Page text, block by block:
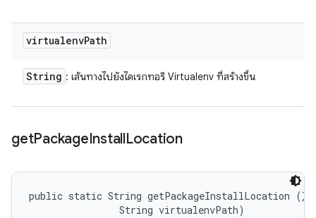
virtualenvPath
String : เส้นทางไปยังไดเรกทอรี Virtualenv ที่สร้างขึ้น
getPackageInstallLocation
public static String getPackageInstallLocation (
                String virtualenvPath)